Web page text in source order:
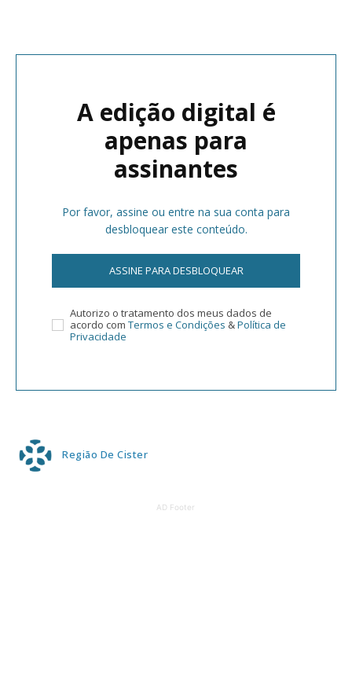
A edição digital é
apenas para
assinantes
Por favor, assine ou entre na sua conta para
desbloquear este conteúdo.
ASSINE PARA DESBLOQUEAR
Autorizo o tratamento dos meus dados de
acordo com Termos e Condições &Política de
Privacidade
Região De Cister
AD Footer